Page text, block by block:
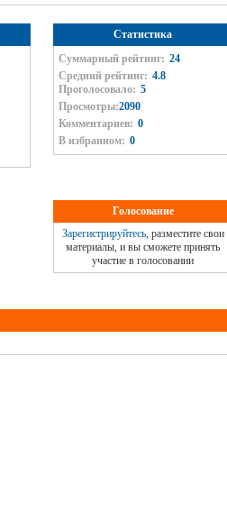
Статистика
Суммарный рейтинг: 24
Средний рейтинг: 4.8
Проголосовало: 5
Просмотры:2090
Комментариев: 0
В избранном: 0
Голосование
Зарегистрируйтесь, разместите свои
материалы, и вы сможете принять
участие в голосовании